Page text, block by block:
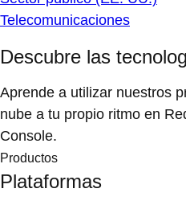
Telecomunicaciones
Descubre las
Aprende a utilizar nuestros
nube a tu propio ritmo en
Console.
Productos
Plataformas